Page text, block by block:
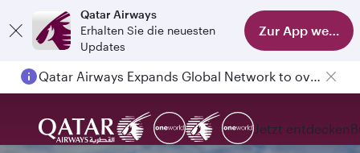
Qatar Airways
Erhalten Sie die neuesten
Updates
Zur App
Qatar Airways Expands Global Network to over 160 Destinations
Jetzt entdecken